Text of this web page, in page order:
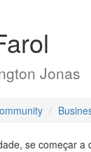
Jonas
se começar